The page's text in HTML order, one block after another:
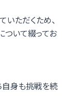
いただくため、
ついて綴ってお
自身も挑戦を続